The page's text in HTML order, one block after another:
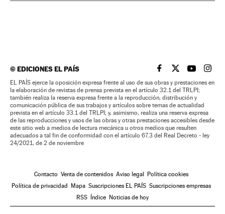
©EDICIONES EL PAÍS EL PAÍS BRASIL EN
EL PAÍSEL PAÍS
EL
EL PAÍS ejerce la oposición expresa frente al uso de sus obras y prestaciones en
la elaboración de revistas de prensa prevista en el artículo 32.1 del TRLPI;
también realiza la reserva expresa frente a la reproducción, distribución y
comunicación pública de sus trabajos y artículos sobre temas de actualidad
prevista en el artículo 33.1 del TRLPI; y, asimismo, realiza una reserva expresa
de las reproducciones y usos de las obras y otras prestaciones accesibles desde
este sitio web a medios de lectura mecánica u otros medios que resulten
adecuados a tal fin de conformidad con el artículo 67.3 del Real Decreto - ley
24/2021, de 2 de noviembre
Contacto Venta de contenidos Aviso legal
Política cookies
Política de privacidad
Mapa Suscripciones EL PAÍS Suscripciones empresas
RSS
Índice Noticias de hoy